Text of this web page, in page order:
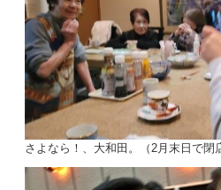
さよなら！、大和田。（2月末日で閉